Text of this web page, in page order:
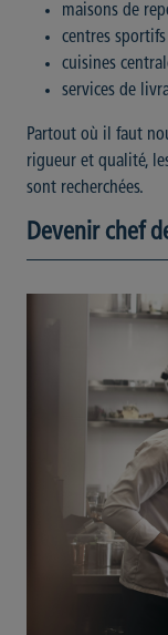
maisons de
centres sportifs
cuisines
services de
Partout où il faut
rigueur et qualité,
sont recherchées.
Devenir chef